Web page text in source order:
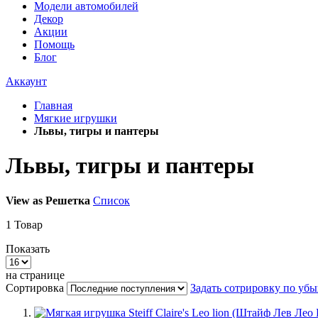
Модели автомобилей
Декор
Акции
Помощь
Блог
Аккаунт
Главная
Мягкие игрушки
Львы, тигры и пантеры
Львы, тигры и пантеры
View as Решетка Список
1 Товар
Показать
на странице
Сортировка
Задать сотрировку по